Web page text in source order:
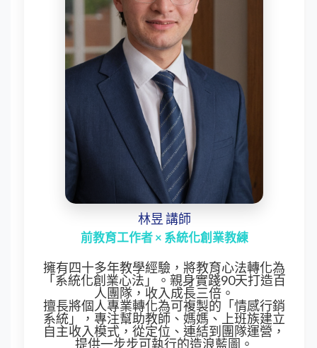
林昱 講師
前教育工作者 × 系統化創業教練
擁有四十多年教學經驗，將教育心法轉化為
「系統化創業心法」。親身實踐90天打造百
人團隊，收入成長三倍。
擅長將個人專業轉化為可複製的「情感行銷
系統」，專注幫助教師、媽媽、上班族建立
自主收入模式，從定位、連結到團隊運營，
提供一步步可執行的造浪藍圖。